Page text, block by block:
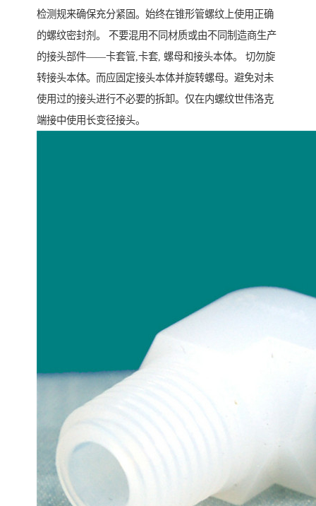
检测规来确保充分紧固。始终在锥形管螺纹上使用正确
的螺纹密封剂。 不要混用不同材质或由不同制造商生产
的接头部件——卡套管,卡套, 螺母和接头本体。 切勿旋
转接头本体。而应固定接头本体并旋转螺母。避免对未
使用过的接头进行不必要的拆卸。仅在内螺纹世伟洛克
端接中使用长变径接头。